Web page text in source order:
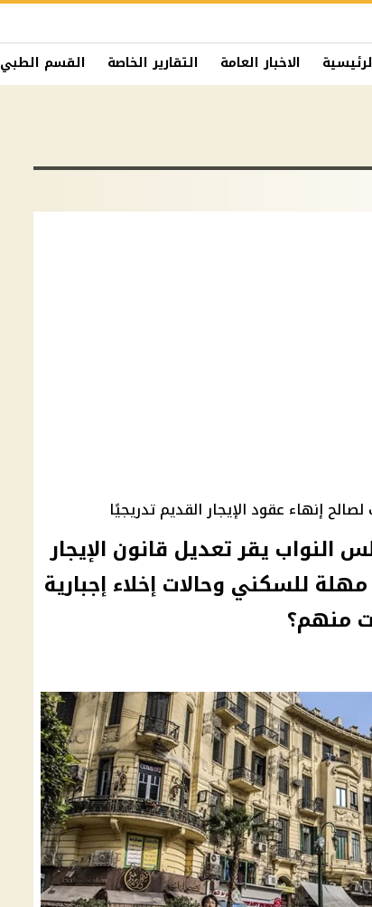
الاخبار العامة التقارير الخاصة القسم الطبي
إنهاء عقود الإيجار القديم تدريجيًا
يقر تعديل قانون الإيجار
– 7 سنوات مهلة للسكني وحالات إخلاء إجبارية
منهم؟